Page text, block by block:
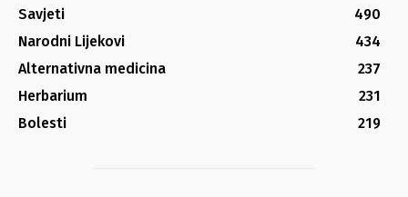
Savjeti
490
Narodni Lijekovi
434
Alternativna medicina
237
Herbarium
231
Bolesti
219